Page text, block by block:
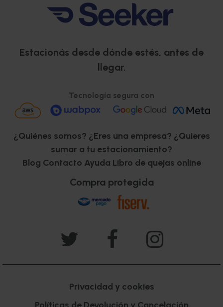
Estacionás desde dónde estés, antes de
llegar.
Tecnología segura con
¿Quiénes somos? ¿Eres una empresa? ¿Quieres
sumar a tu estacionamiento?
Blog Contacto Ayuda Libro de quejas online
Compra protegida
Privacidad y cookies